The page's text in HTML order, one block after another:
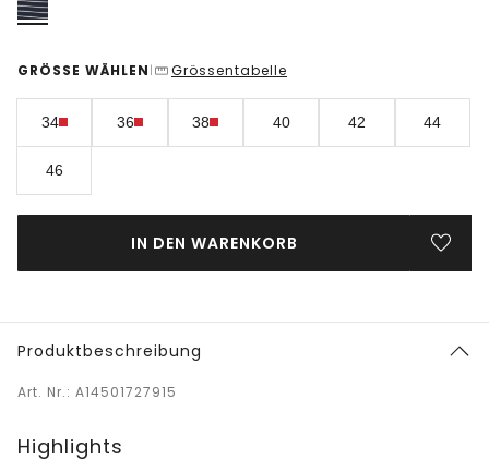
GRÖSSE WÄHLEN | Grössentabelle
34 36 38 40 42 44
46
IN DEN WARENKORB
Produktbeschreibung
Art. Nr.: A14501727915
Highlights